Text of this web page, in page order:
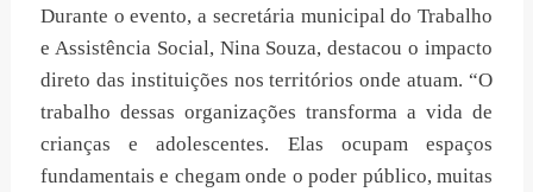
Durante o evento, a secretária municipal do Trabalho
e Assistência Social, Nina Souza, destacou o impacto
direto das instituições nos territórios onde atuam. “O
trabalho dessas organizações transforma a vida de
crianças e adolescentes. Elas ocupam espaços
fundamentais e chegam onde o poder público, muitas